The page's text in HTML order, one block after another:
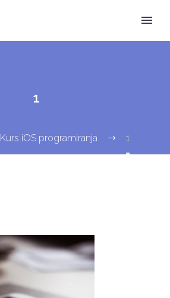
1
Kurs iOS programiranja 1